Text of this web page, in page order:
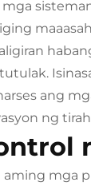
mga
ang
ng
aming mga
i-
ayon sa iyong
sa bisitahin